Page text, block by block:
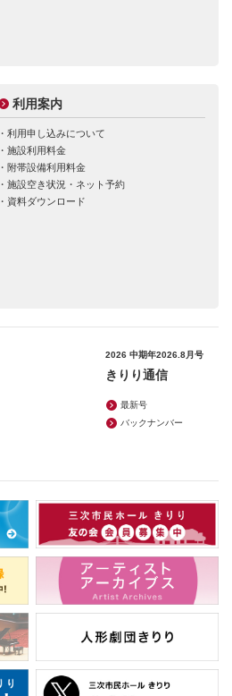
利用案内
・利用申し込みについて
・施設利用料金
・附帯設備利用料金
・施設空き状況・ネット予約
・ 資料ダウンロード
2026 中期年2026.8月号
きりり通信
最新号
バックナンバー